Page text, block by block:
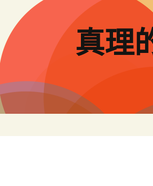
要
內
容
真理